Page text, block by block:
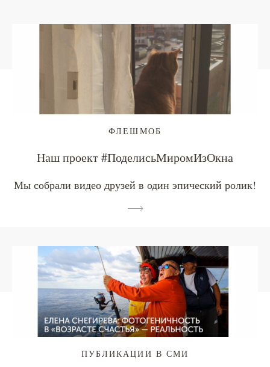
ФЛЕШМОБ
Наш проект #ПоделисьМиромИзОкна
Мы собрали видео друзей в один эпический ролик!
ПУБЛИКАЦИИ В СМИ